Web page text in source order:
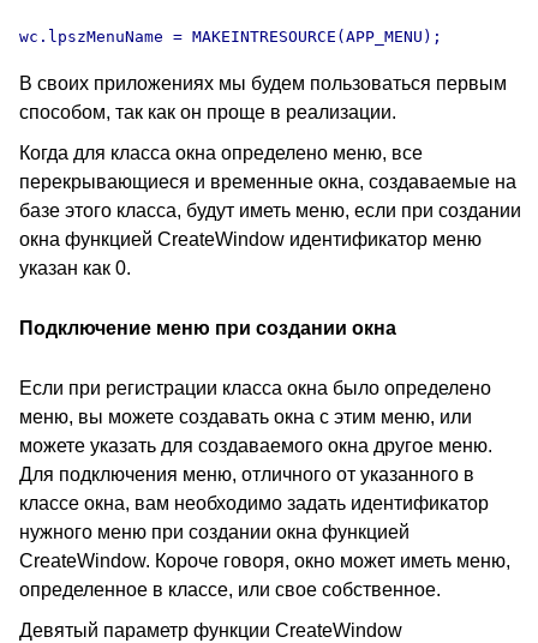
wc.lpszMenuName = MAKEINTRESOURCE(APP_MENU);
В своих приложениях мы будем пользоваться первым
способом, так как он проще в реализации.
Когда для класса окна определено меню, все
перекрывающиеся и временные окна, создаваемые на
базе этого класса, будут иметь меню, если при создании
окна функцией CreateWindow идентификатор меню
указан как 0.
Подключение меню при создании окна
Если при регистрации класса окна было определено
меню, вы можете создавать окна с этим меню, или
можете указать для создаваемого окна другое меню.
Для подключения меню, отличного от указанного в
классе окна, вам необходимо задать идентификатор
нужного меню при создании окна функцией
CreateWindow. Короче говоря, окно может иметь меню,
определенное в классе, или свое собственное.
Девятый параметр функции CreateWindow